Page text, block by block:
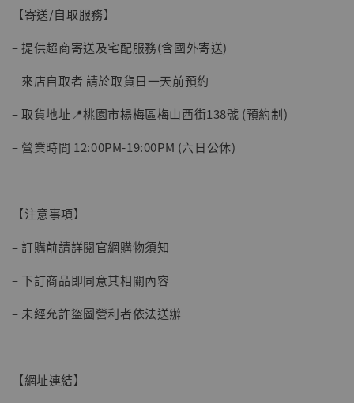
子彈飛 鵝城縣長 張麻子 [BK01]
NT$ 4,980
加入購物車
【寄送/自取服務】
– 提供超商寄送及宅配服務(含國外寄送)
– 來店自取者 請於取貨日一天前預約
– 取貨地址📍桃園市楊梅區梅山西街138號 (預約制)
– 營業時間 12:00PM-19:00PM (六日公休)
【注意事項】
– 訂購前請詳閱官網購物須知
– 下訂商品即同意其相關內容
– 未經允許盜圖營利者依法送辦
【網址連結】